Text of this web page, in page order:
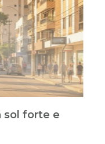
sol forte e